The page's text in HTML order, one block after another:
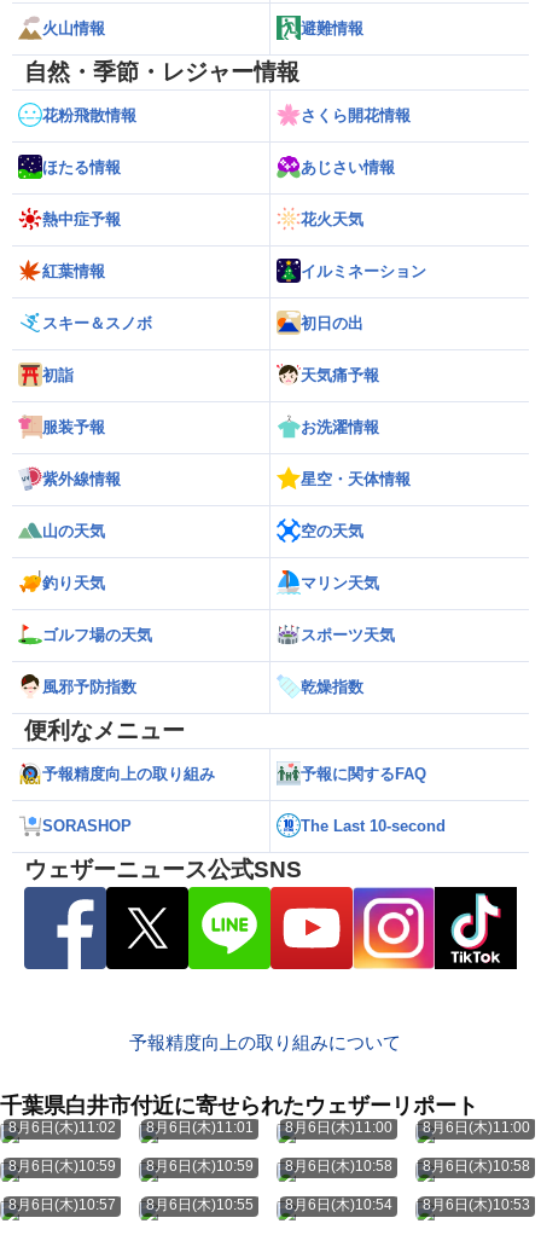
火山情報 避難情報
自然・季節・レジャー情報
花粉飛散情報 さくら開花情報
ほたる情報 あじさい情報
熱中症予報 花火天気
紅葉情報 イルミネーション
スキー＆スノボ 初日の出
初詣 天気痛予報
服装予報 お洗濯情報
紫外線情報 星空・天体情報
山の天気 空の天気
釣り天気 マリン天気
ゴルフ場の天気 スポーツ天気
風邪予防指数 乾燥指数
便利なメニュー
予報精度向上の取り組み 予報に関するFAQ
SORASHOP The Last 10-second
ウェザーニュース公式SNS
予報精度向上の取り組みについて
千葉県白井市付近に寄せられたウェザーリポート
8月6日(木)11:02 8月6日(木)11:01 8月6日(木)11:00 8月6日(木)11:00
8月6日(木)10:59 8月6日(木)10:59 8月6日(木)10:58 8月6日(木)10:58
8月6日(木)10:57 8月6日(木)10:55 8月6日(木)10:54 8月6日(木)10:53